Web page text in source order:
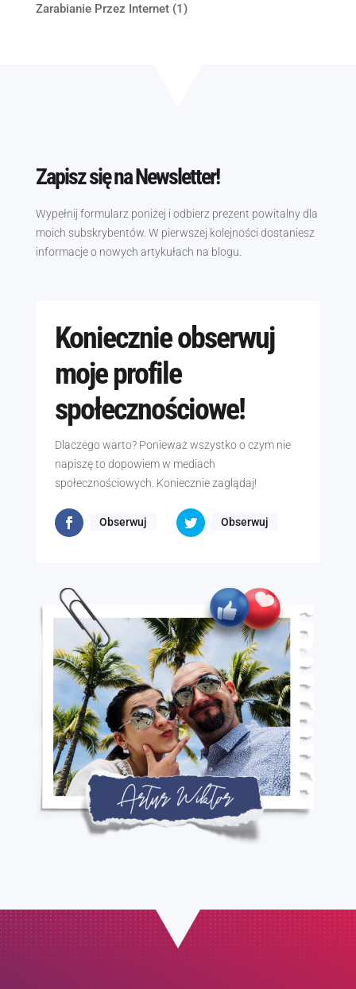
Zarabianie Przez Internet(1)
Zapisz się na Newsletter!
Wypełnij formularz poniżej i odbierz prezent powitalny dla
moich subskrybentów. W pierwszej kolejności dostaniesz
informacje o nowych artykułach na blogu.
Koniecznie obserwuj
moje profile
społecznościowe!
Dlaczego warto? Ponieważ wszystko o czym nie
napiszę to dopowiem w mediach
społecznościowych. Koniecznie zaglądaj!
Obserwuj Obserwuj